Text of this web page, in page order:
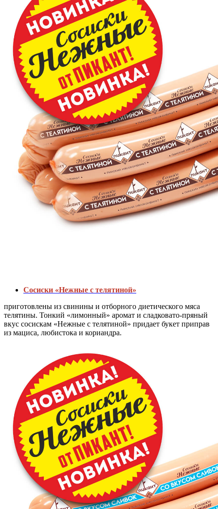
Сосиски «Нежные с телятиной»
приготовлены из свинины и отборного диетического мяса
телятины. Тонкий «лимонный» аромат и сладковато-пряный
вкус сосискам «Нежные с телятиной» придает букет приправ
из мациса, любистока и кориандра.